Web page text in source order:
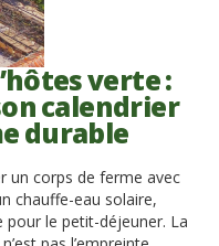
verte :
calendrier
durable
un corps de ferme avec
chauffe-eau solaire,
pour le petit-déjeuner. La